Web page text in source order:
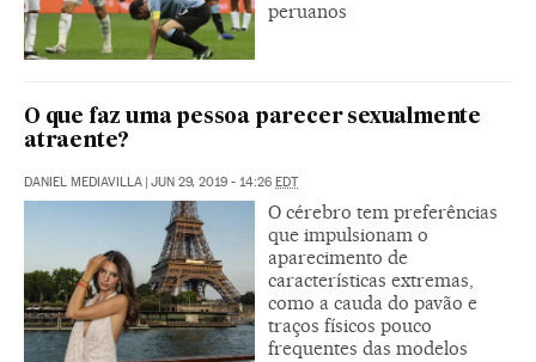
peruanos
O que faz uma pessoa parecer sexualmente
atraente?
DANIEL MEDIAVILLA | JUN 29, 2019 - 14:26 EDT
O cérebro tem preferências
que impulsionam o
aparecimento de
características extremas,
como a cauda do pavão e
traços físicos pouco
frequentes das modelos